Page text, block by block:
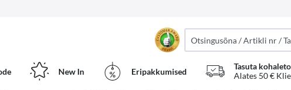
New In Eripakkumised
Tasuta
Alates 50 €